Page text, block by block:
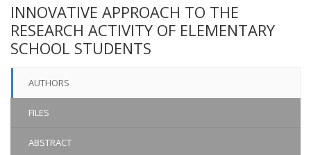
INNOVATIVE APPROACH TO THE
RESEARCH ACTIVITY OF ELEMENTARY
SCHOOL STUDENTS
AUTHORS
FILES
ABSTRACT